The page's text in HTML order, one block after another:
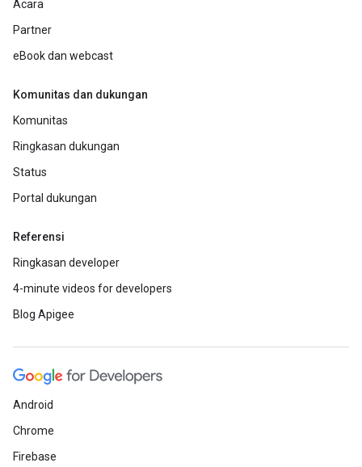
Acara
Partner
eBook dan webcast
Komunitas dan dukungan
Komunitas
Ringkasan dukungan
Status
Portal dukungan
Referensi
Ringkasan developer
4-minute videos for developers
Blog Apigee
Android
Chrome
Firebase